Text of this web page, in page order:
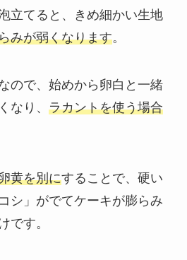
立てると、きめ細かい生地
みが弱くなります。
ので、始めから卵白と一緒
なり、 ラカントを使う場合
黄を別にすることで、硬い
シ」がでてケーキが膨らみ
です。